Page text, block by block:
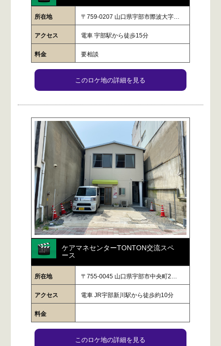
所在地 〒759-0207 山口県宇部市際波大字…
アクセス 電車 宇部駅から徒歩15分
料金 要相談
このロケ地の詳細を見る
ケアマネセンターTONTON交流スペ
ース
所在地 〒755-0045 山口県宇部市中央町2…
アクセス 電車 JR宇部新川駅から徒歩約10分
料金
このロケ地の詳細を見る